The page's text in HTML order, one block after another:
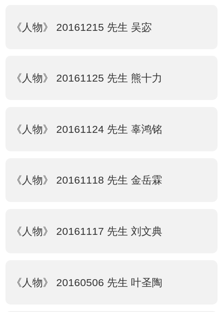
《人物》 20161215 先生 吴宓
《人物》 20161125 先生 熊十力
《人物》 20161124 先生 辜鸿铭
《人物》 20161118 先生 金岳霖
《人物》 20161117 先生 刘文典
《人物》 20160506 先生 叶圣陶